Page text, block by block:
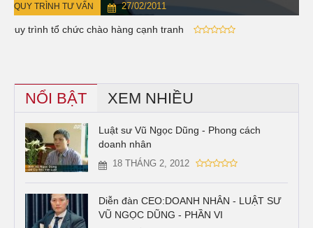
QUY TRÌNH TƯ VẤN 27/02/2011
Quy trình tổ chức chào hàng cạnh tranh
NỔI BẬT XEM NHIỀU
Luật sư Vũ Ngọc Dũng - Phong cách
doanh nhân
18 THÁNG 2, 2012
Diễn đàn CEO:DOANH NHÂN - LUẬT SƯ
VŨ NGỌC DŨNG - PHẦN VI